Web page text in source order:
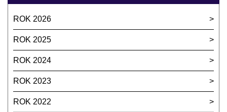
ROK 2026
ROK 2025
ROK 2024
ROK 2023
ROK 2022